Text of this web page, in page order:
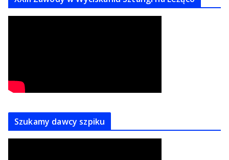
Szukamy dawcy szpiku